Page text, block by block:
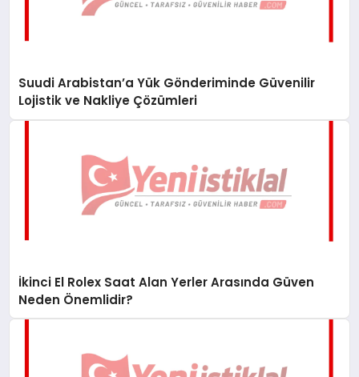
Suudi Arabistan’a Yük Gönderiminde Güvenilir
Lojistik ve Nakliye Çözümleri
İkinci El Rolex Saat Alan Yerler Arasında Güven
Neden Önemlidir?